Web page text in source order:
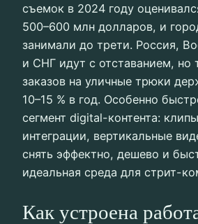
съемок в 2024 году
500–600 млн долларов, и
занимали до трети. Россия,
и СНГ идут с отставанием, но
заказов на уличные трюки
10–15 % в год. Особенно
сегмент digital-контента:
интеграции, вертикальные
снять эффектно, дешево и
идеальная среда для стрит-
Как устроена